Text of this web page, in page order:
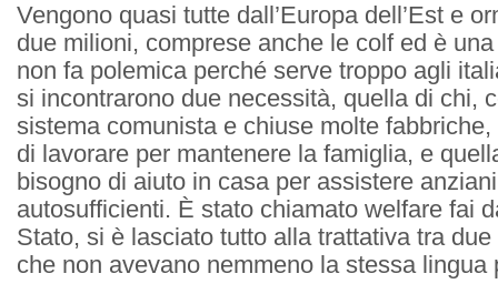
Vengono quasi tutte dall’Europa dell’Est e
due milioni, comprese anche le colf ed è
non fa polemica perché serve troppo agli
si incontrarono due necessità, quella di chi,
sistema comunista e chiuse molte
di lavorare per mantenere la famiglia, e
bisogno di aiuto in casa per assistere
autosufficienti. È stato chiamato welfare fai
Stato, si è lasciato tutto alla trattativa tra
che non avevano nemmeno la stessa lingua